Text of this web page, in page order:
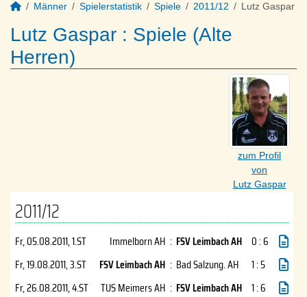
Männer Spielerstatistik Spiele 2011/12 Lutz Gaspar
Lutz Gaspar : Spiele (Alte
Herren)
zum Profil
von
Lutz Gaspar
2011/12
Fr, 05.08.2011, 1.ST Immelborn AH : FSV Leimbach AH 0 : 6
Fr, 19.08.2011, 3.ST FSV Leimbach AH : Bad Salzung. AH
1 : 5
Fr, 26.08.2011, 4.ST TUS Meimers AH : FSV Leimbach AH 1 : 6